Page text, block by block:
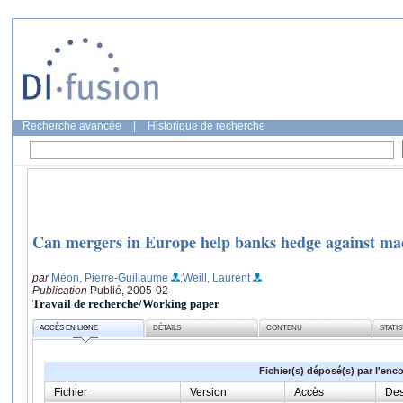
Recherche avancée Historique de recherche
Can mergers in Europe help banks hedge against
par Méon, Pierre-Guillaume
;Weill, Laurent
Publication Publié, 2005-02
Travail de recherche/Working paper
ACCÈS EN LIGNE DÉTAILS CONTENU
Fichier(s) déposé(s) par
Fichier Version Accès